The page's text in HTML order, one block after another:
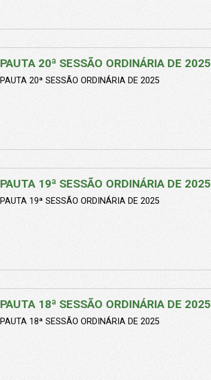
PAUTA 20ª SESSÃO ORDINÁRIA DE 2025
PAUTA 20ª SESSÃO ORDINÁRIA DE 2025
PAUTA 19ª SESSÃO ORDINÁRIA DE 2025
PAUTA 19ª SESSÃO ORDINÁRIA DE 2025
PAUTA 18ª SESSÃO ORDINÁRIA DE 2025
PAUTA 18ª SESSÃO ORDINÁRIA DE 2025